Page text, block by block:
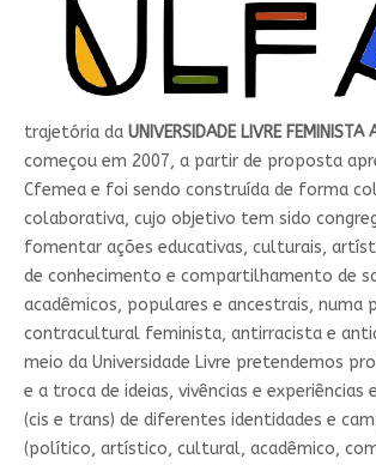
trajetória da UNIVERSIDADE LIVRE FEMINISTA
começou em 2007, a partir de proposta
Cfemea e foi sendo construída de forma
colaborativa, cujo objetivo tem sido
fomentar ações educativas, culturais,
de conhecimento e compartilhamento de
acadêmicos, populares e ancestrais, numa
contracultural feminista, antirracista e
meio da Universidade Livre pretendemos
e a troca de ideias, vivências e experiências
(cis e trans) de diferentes identidades e
(político, artístico, cultural, acadêmico,